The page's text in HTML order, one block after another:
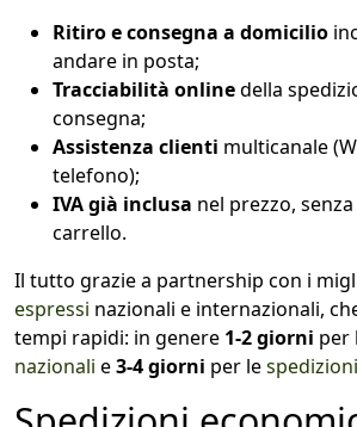
Ritiro e consegna a domicilio
andare in posta;
Tracciabilità onlinedella
consegna;
Assistenza clienti multicanale
telefono);
IVA già inclusa nel prezzo,
carrello.
Il tutto grazie a partnership con i
espressi nazionali e internazionali,
tempi rapidi: in genere 1-2 giorni per
nazionali e3-4 giorni per le